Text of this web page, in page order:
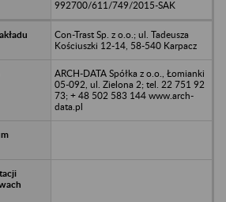
992700/611/749/2015-SAK
Con-Trast Sp. z o.o.; ul. Tadeusza
Kościuszki 12-14, 58-540 Karpacz
ARCH-DATA Spółka z o.o., Łomianki
05-092, ul. Zielona 2; tel. 22 751 92
73; + 48 502 583 144 www.arch-
data.pl